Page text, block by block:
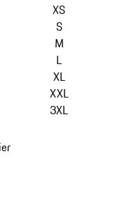
XS
S
M
L
XL
XXL
3XL